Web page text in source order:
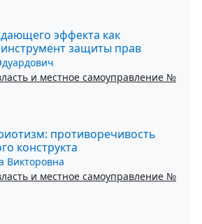
эффекта как
защиты прав
и местное самоуправление №
противоречивость
конструкта
Викторовна
и местное самоуправление №